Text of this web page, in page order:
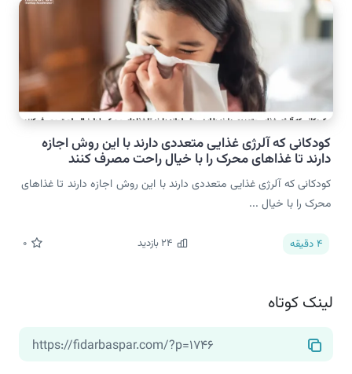
کودکانی که آلرژی غذایی متعددی دارند با این روش اجازه
دارند تا غذاهای محرک را با خیال راحت مصرف کنند
کودکانی که آلرژی غذایی متعددی دارند با این روش اجازه دارند تا غذاهای
محرک را با خیال ...
4 دقیقه 24 بازدید 0
لینک کوتاه